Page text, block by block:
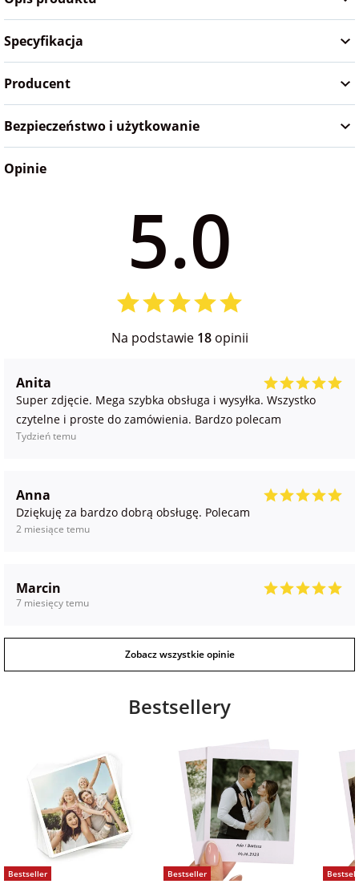
na Wielkanoc
panieński
na wieczór
kawalerski
Specyfikacja
Producent
Bezpieczeństwo i użytkowanie
Opinie
5.0
Na podstawie 18opinii
Anita
Super zdjęcie. Mega szybka obsługa i wysyłka. Wszystko
czytelne i proste do zamówienia. Bardzo polecam
Tydzień temu
Anna
Dziękuję za bardzo dobrą obsługę. Polecam
2 miesiące temu
Marcin
7 miesięcy temu
Zobacz wszystkie opinie
Bestsellery
Bestseller Bestseller